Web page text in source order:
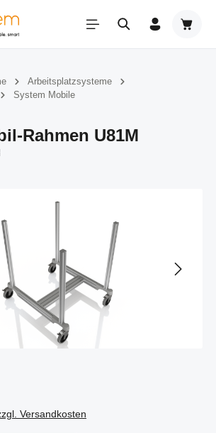
Arbeitsplatzsysteme
System Mobile
Rahmen U81M
Versandkosten